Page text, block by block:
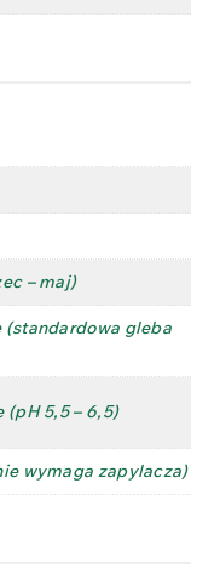
– maj)
(standardowa gleba
(pH 5,5 – 6,5)
wymaga zapylacza)